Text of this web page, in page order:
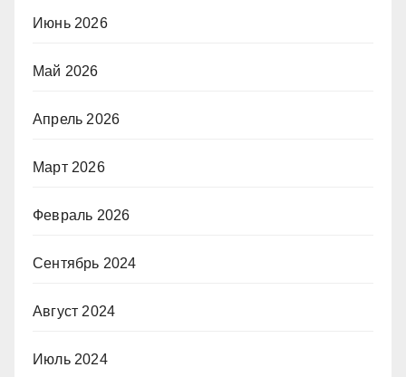
Июнь 2026
Май 2026
Апрель 2026
Март 2026
Февраль 2026
Сентябрь 2024
Август 2024
Июль 2024